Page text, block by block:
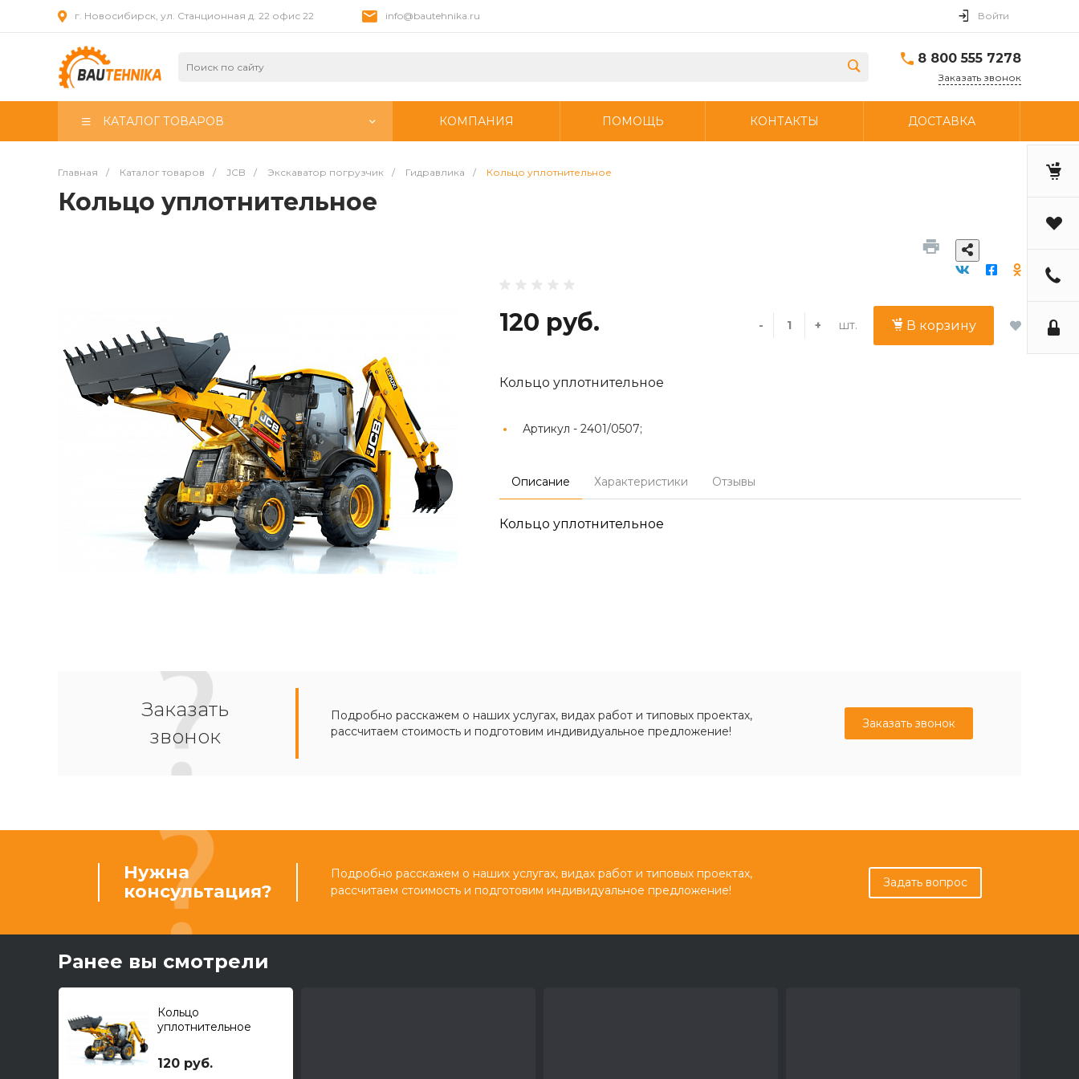
г. Новосибирск, ул. Станционная д. 22 офис 22 info@bautehnika.ru Войти
8 800 555 7278
Заказать звонок
КАТАЛОГ ТОВАРОВ КОМПАНИЯ ПОМОЩЬ КОНТАКТЫ ДОСТАВКА
Главная / Каталог товаров / JCB / Экскаватор погрузчик / Гидравлика / Кольцо уплотнительное
Кольцо уплотнительное
120 руб. - + шт. В корзину
Кольцо уплотнительное
Артикул - 2401/0507;
Описание Характеристики Отзывы
Кольцо уплотнительное
Заказать
звонок
Подробно расскажем о наших услугах, видах работ и типовых проектах,
рассчитаем стоимость и подготовим индивидуальное предложение!
Заказать звонок
Нужна
консультация?
Подробно расскажем о наших услугах, видах работ и типовых проектах,
рассчитаем стоимость и подготовим индивидуальное предложение!
Задать вопрос
Ранее вы смотрели
Кольцо
уплотнительное
120 руб.